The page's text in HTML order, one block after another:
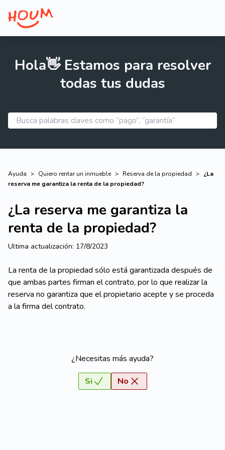
Hola👋 Estamos para resolver
todas tus dudas
Ayuda > Quiero rentar un inmueble > Reserva de la propiedad > ¿La
reserva me garantiza la renta de la propiedad?
¿La reserva me garantiza la
renta de la propiedad?
Ultima actualización: 17/8/2023
La renta de la propiedad sólo está garantizada después de
que ambas partes firman el contrato, por lo que realizar la
reserva no garantiza que el propietario acepte y se proceda
a la firma del contrato.
¿Necesitas más ayuda?
Si No